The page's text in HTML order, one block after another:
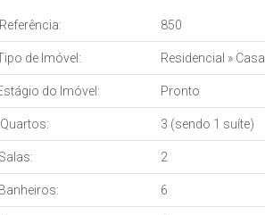
Referência: 850
de Imóvel: Residencial » Casa
do Imóvel: Pronto
Quartos: 3 (sendo 1 suíte)
2
Banheiros: 6